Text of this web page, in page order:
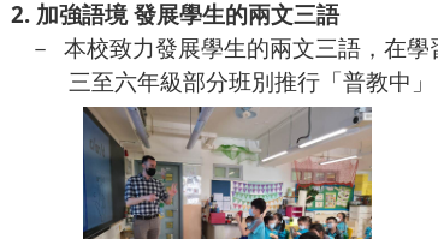
2. 加強語境 發展學生的兩文三語
－ 本校致力發展學生的兩文三語，在學
三至六年級部分班別推行「普教中